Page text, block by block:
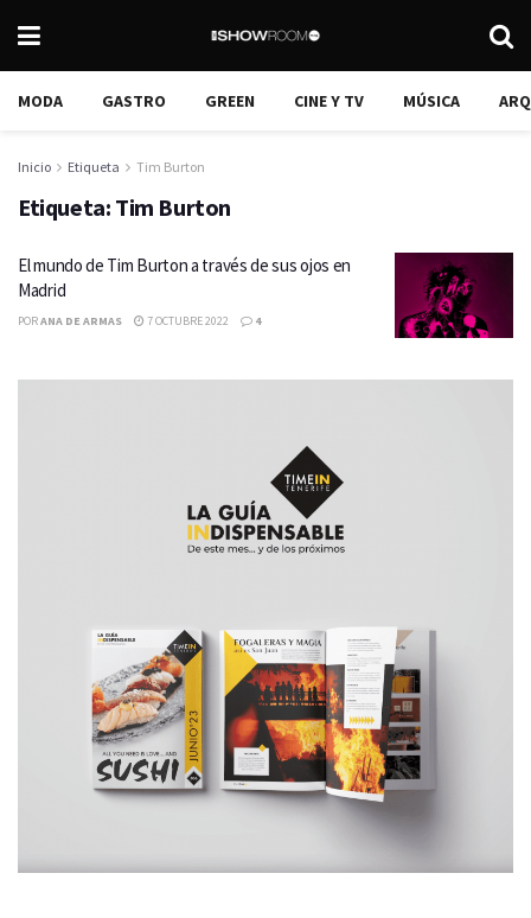
MODA GASTRO GREEN CINE Y TV MÚSICA
Inicio Etiqueta Tim Burton
Etiqueta: Tim Burton
El mundo de Tim Burton a través de sus ojos en
Madrid
PORANA DE ARMAS 7 OCTUBRE 2022 4